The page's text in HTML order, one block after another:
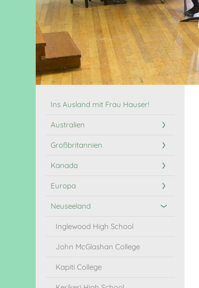
Ins Ausland mit Frau Hauser!
Australien
Großbritannien
Kanada
Europa
Neuseeland
Inglewood High School
John McGlashan College
Kapiti College